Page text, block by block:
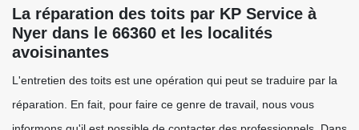
La réparation des toits par KP Service à
Nyer dans le 66360 et les localités
avoisinantes
L'entretien des toits est une opération qui peut se traduire par la
réparation. En fait, pour faire ce genre de travail, nous vous